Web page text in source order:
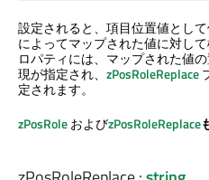
設定されると、項目位置値とし
によってマップされた値に対し
ロパティには、マップされた値
現が指定され、 zPosRoleReplace
定されます。
zPosRoleおよびzPosRoleReplace